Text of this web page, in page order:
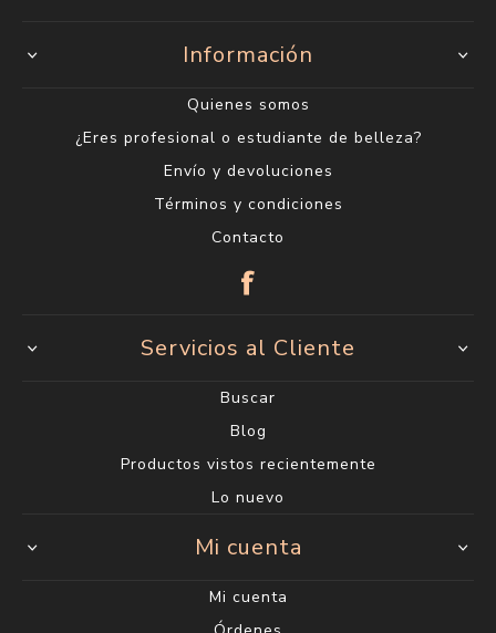
Información
Quienes somos
¿Eres profesional o estudiante de belleza?
Envío y devoluciones
Términos y condiciones
Contacto
Servicios al Cliente
Buscar
Blog
Productos vistos recientemente
Lo nuevo
Mi cuenta
Mi cuenta